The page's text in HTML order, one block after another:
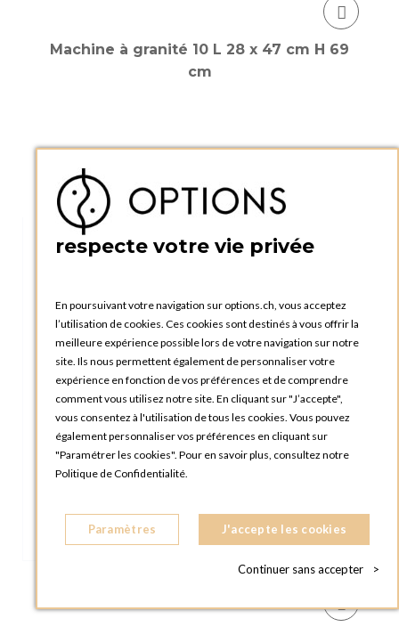
Machine à granité 10 L 28 x 47 cm H 69
cm
respecte votre vie privée
En poursuivant votre navigation sur options.ch, vous acceptez
l’utilisation de cookies. Ces cookies sont destinés à vous offrir la
meilleure expérience possible lors de votre navigation sur notre
site. Ils nous permettent également de personnaliser votre
expérience en fonction de vos préférences et de comprendre
comment vous utilisez notre site. En cliquant sur "J’accepte",
vous consentez à l'utilisation de tous les cookies. Vous pouvez
également personnaliser vos préférences en cliquant sur
"Paramétrer les cookies". Pour en savoir plus, consultez notre
Politique de Confidentialité.
Paramètres J'accepte les cookies
Continuer sans accepter >